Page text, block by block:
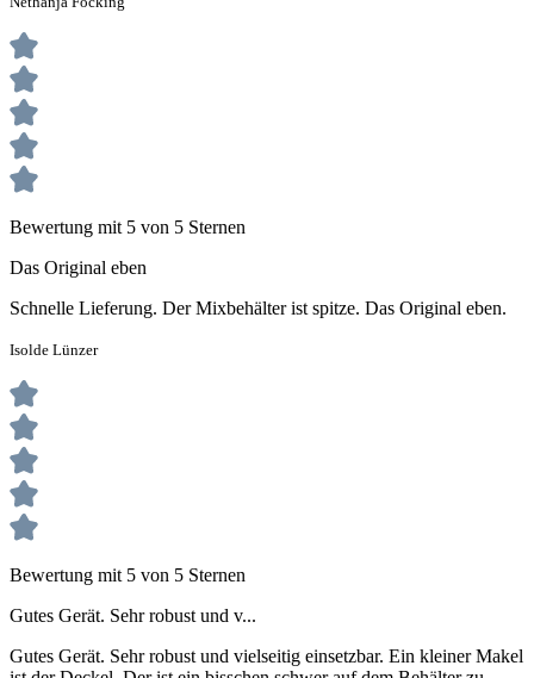
Bewertung mit 5 von 5 Sternen
Das Original eben
Schnelle Lieferung. Der Mixbehälter ist spitze. Das Original eben.
Isolde Lünzer
Bewertung mit 5 von 5 Sternen
Gutes Gerät. Sehr robust und v...
Gutes Gerät. Sehr robust und vielseitig einsetzbar. Ein kleiner Makel